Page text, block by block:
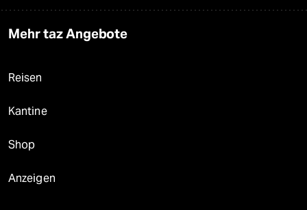
Mehr taz Angebote
Reisen
Kantine
Shop
Anzeigen